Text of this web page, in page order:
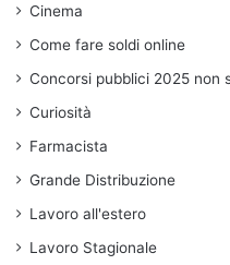
Cinema
Come fare soldi online
Concorsi pubblici 2025 non
Curiosità
Farmacista
Grande Distribuzione
Lavoro all'estero
Lavoro Stagionale